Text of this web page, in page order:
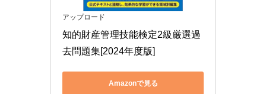
アップロード
知的財産管理技能検定2級厳選過
去問題集[2024年度版]
Amazonで見る